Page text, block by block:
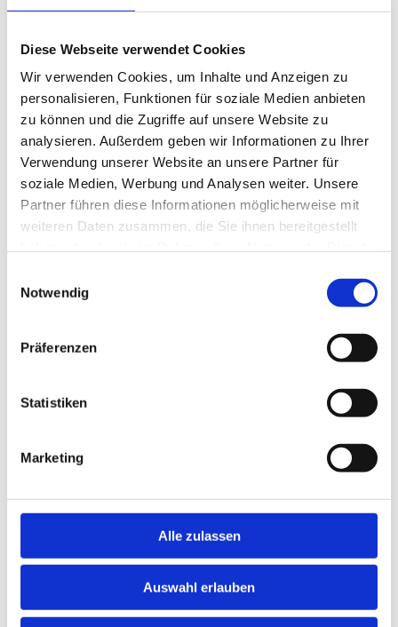
Diese Webseite verwendet Cookies
Wir verwenden Cookies, um Inhalte und Anzeigen zu
personalisieren, Funktionen für soziale Medien anbieten
zu können und die Zugriffe auf unsere Website zu
analysieren. Außerdem geben wir Informationen zu Ihrer
Verwendung unserer Website an unsere Partner für
soziale Medien, Werbung und Analysen weiter. Unsere
Partner führen diese Informationen möglicherweise mit
weiteren Daten zusammen, die Sie ihnen bereitgestellt
Notwendig
Präferenzen
Statistiken
Marketing
Alle zulassen
Auswahl erlauben
Unsere Leistungen für Sie
kostengünstige, minimalistische Lösung, die alle
Bauordnung erfüllt.